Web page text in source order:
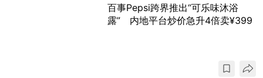
百事Pepsi跨界推出“可乐味沐浴
露” 内地平台炒价急升4倍卖¥399